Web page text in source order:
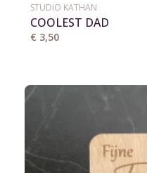
STUDIO KATHAN
COOLEST DAD
€ 3,50